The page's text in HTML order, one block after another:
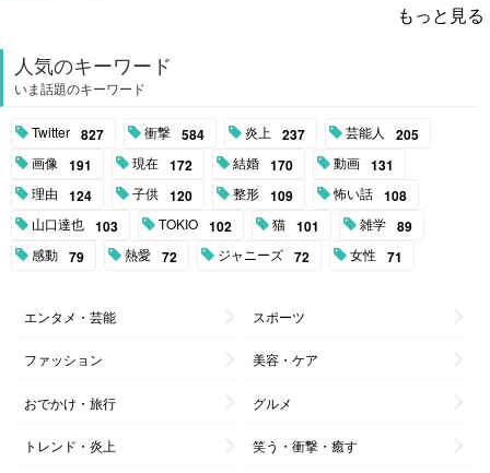
もっと見る
人気のキーワード
いま話題のキーワード
Twitter 827 衝撃 584 炎上 237 芸能人 205
画像 191 現在 172 結婚 170 動画 131
理由 124 子供 120 整形 109 怖い話 108
山口達也 103 TOKIO 102 猫 101 雑学 89
感動 79 熱愛 72 ジャニーズ 72 女性 71
エンタメ・芸能 スポーツ
ファッション 美容・ケア
おでかけ・旅行 グルメ
トレンド・炎上 笑う・衝撃・癒す